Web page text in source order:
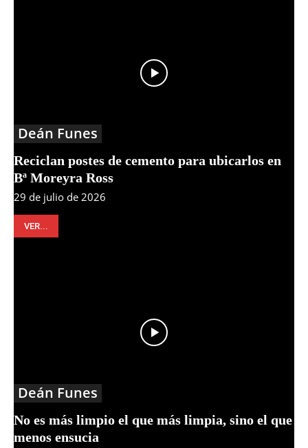
Deán Funes
Reciclan postes de cemento para ubicarlos en
Bª Moreyra Ross
29 de julio de 2026
VER...
Deán Funes
No es más limpio el que más limpia, sino el que
menos ensucia